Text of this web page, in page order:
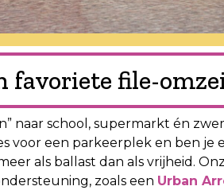
favoriete file-
naar school, supermarkt én
voor een parkeerplek en ben je
als ballast dan als vrijheid.
zoals een Urban